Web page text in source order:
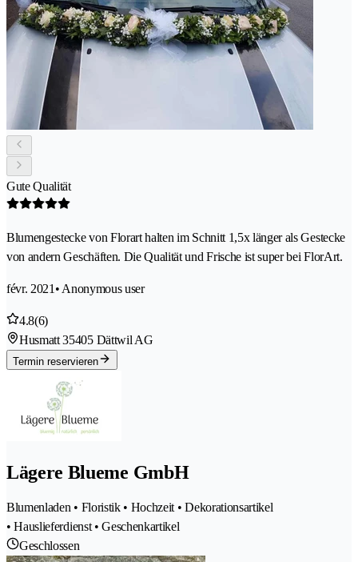
Gute Qualität
Blumengestecke von Florart halten im Schnitt 1,5x länger als Gestecke
von andern Geschäften. Die Qualität und Frische ist super bei FlorArt.
févr. 2021 • Anonymous user
4.8(6)
Husmatt 35405 Dättwil AG
Termin reservieren
Lägere Blueme GmbH
Blumenladen • Floristik • Hochzeit • Dekorationsartikel
• Hauslieferdienst • Geschenkartikel
Geschlossen